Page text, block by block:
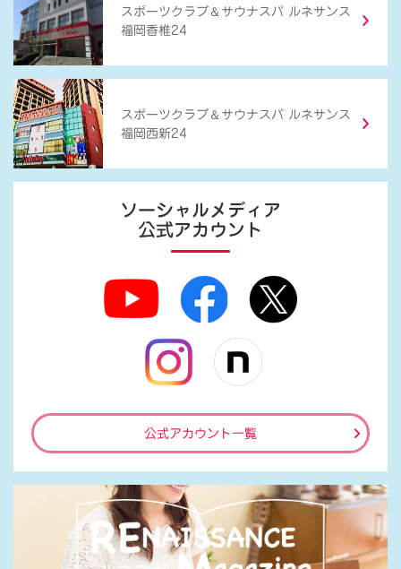
スポーツクラブ ＆ サウナスパ ルネサンス
福岡香椎24
スポーツクラブ ＆ サウナスパ ルネサンス
福岡西新24
ソーシャルメディア
公式アカウント
公式アカウント一覧